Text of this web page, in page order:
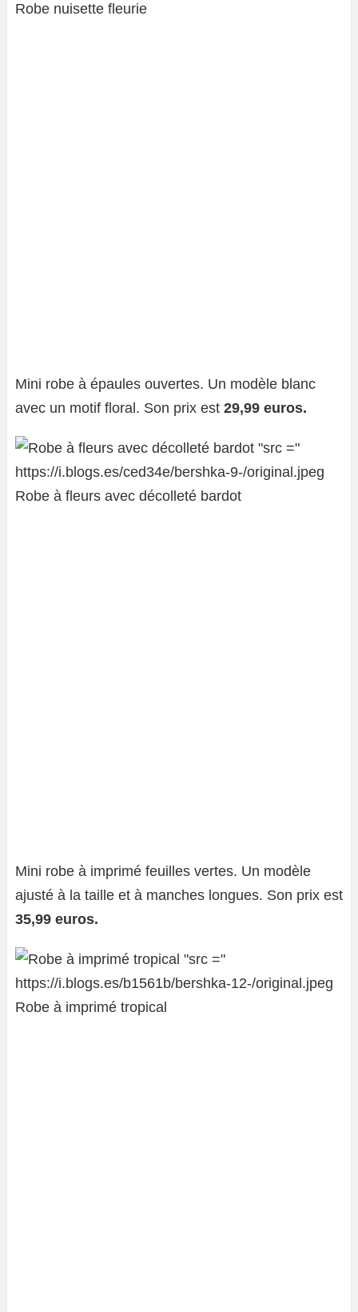
Robe nuisette fleurie
Mini robe à épaules ouvertes. Un modèle blanc
avec un motif floral. Son prix est 29,99 euros.
Robe à fleurs avec décolleté bardot
Mini robe à imprimé feuilles vertes. Un modèle
ajusté à la taille et à manches longues. Son prix est
35,99 euros.
Robe à imprimé tropical